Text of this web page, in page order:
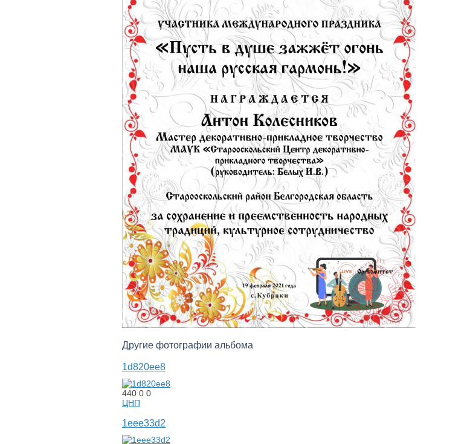
Другие фотографии альбома
1d820ee8
440 0 0
ЦНП
1eee33d2